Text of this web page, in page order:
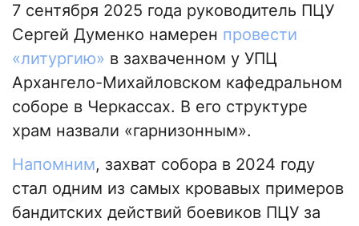
7 сентября 2025 года руководитель ПЦУ
Сергей Думенко намерен провести
«литургию» в захваченном у УПЦ
Архангело-Михайловском кафедральном
соборе в Черкассах. В его структуре
храм назвали «гарнизонным».
Напомним, захват собора в 2024 году
стал одним из самых кровавых примеров
бандитских действий боевиков ПЦУ за